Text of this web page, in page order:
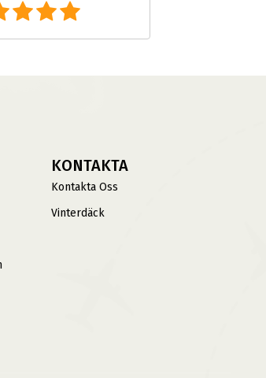
KONTAKTA
Kontakta Oss
Vinterdäck